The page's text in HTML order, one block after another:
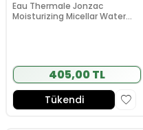
Eau Thermale Jonzac
Moisturizing Micellar Water
405,00 TL
Tükendi